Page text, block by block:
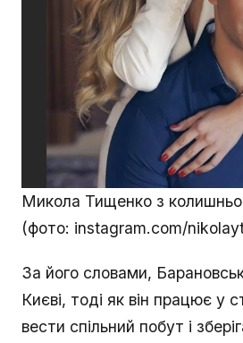
Микола Тищенко з
(фото: instagram.com/
За його словами,
Києві, тоді як він працює у
вести спільний побут і